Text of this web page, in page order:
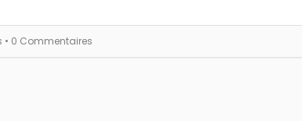
• 0 Commentaires